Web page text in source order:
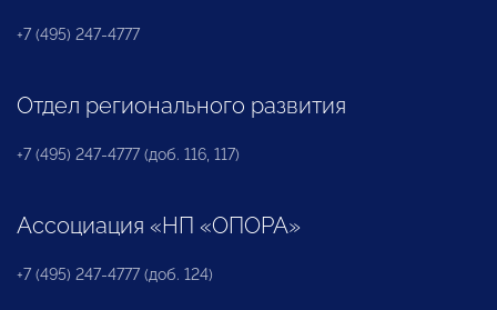
+7 (495) 247-4777
Отдел регионального развития
+7 (495) 247-4777 (доб. 116, 117)
Ассоциация «НП «ОПОРА»
+7 (495) 247-4777 (доб. 124)